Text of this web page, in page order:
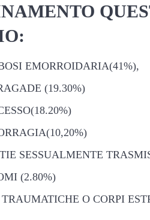
EMORROIDARIA(41%),
(19.30%)
SESSUALMENTE
(2.80%)
O CORPI